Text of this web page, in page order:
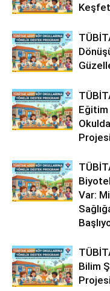
Eğitim
Var:
Bilim